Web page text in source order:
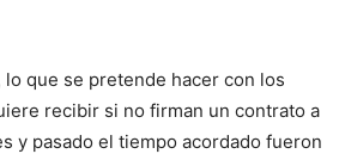
que se pretende hacer con los
recibir si no firman un contrato a
y pasado el tiempo acordado fueron